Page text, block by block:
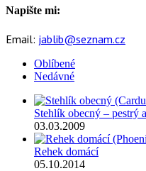
Napište mi:
Email: jablib@seznam.cz
Oblíbené
Nedávné
Stehlík obecný – pestrý
03.03.2009
Rehek domácí
05.10.2014